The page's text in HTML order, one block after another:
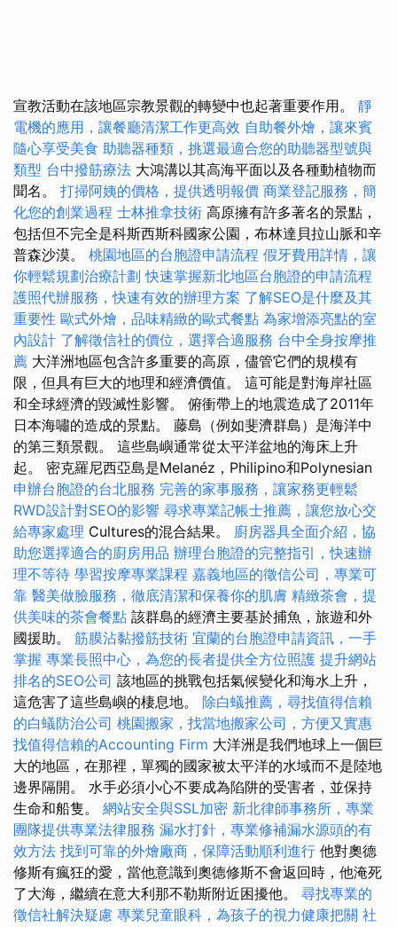
宣教活動在該地區宗教景觀的轉變中也起著重要作用。 靜
電機的應用，讓餐廳清潔工作更高效 自助餐外燴，讓來賓
隨心享受美食 助聽器種類，挑選最適合您的助聽器型號與
類型 台中撥筋療法 大鴻溝以其高海平面以及各種動植物而
聞名。 打掃阿姨的價格，提供透明報價 商業登記服務，簡
化您的創業過程 士林推拿技術 高原擁有許多著名的景點，
包括但不完全是科斯西斯科國家公園，布林達貝拉山脈和辛
普森沙漠。 桃園地區的台胞證申請流程 假牙費用詳情，讓
你輕鬆規劃治療計劃 快速掌握新北地區台胞證的申請流程
護照代辦服務，快速有效的辦理方案 了解SEO是什麼及其
重要性 歐式外燴，品味精緻的歐式餐點 為家增添亮點的室
內設計 了解徵信社的價位，選擇合適服務 台中全身按摩推
薦 大洋洲地區包含許多重要的高原，儘管它們的規模有
限，但具有巨大的地理和經濟價值。 這可能是對海岸社區
和全球經濟的毀滅性影響。 俯衝帶上的地震造成了2011年
日本海嘯的造成的景點。 藤島（例如斐濟群島）是海洋中
的第三類景觀。 這些島嶼通常從太平洋盆地的海床​​上升
起。 密克羅尼西亞島是Melanéz，Philipino和Polynesian
申辦台胞證的台北服務 完善的家事服務，讓家務更輕鬆
RWD設計對SEO的影響 尋求專業記帳士推薦，讓您放心交
給專家處理 Cultures的混合結果。 廚房器具全面介紹，協
助您選擇適合的廚房用品 辦理台胞證的完整指引，快速辦
理不等待 學習按摩專業課程 嘉義地區的徵信公司，專業可
靠 醫美做臉服務，徹底清潔和保養你的肌膚 精緻茶會，提
供美味的茶會餐點 該群島的經濟主要基於捕魚，旅遊和外
國援助。 筋膜沾黏撥筋技術 宜蘭的台胞證申請資訊，一手
掌握 專業長照中心，為您的長者提供全方位照護 提升網站
排名的SEO公司 該地區的挑戰包括氣候變化和海水上升，
這危害了這些島嶼的棲息地。 除白蟻推薦，尋找值得信賴
的白蟻防治公司 桃園搬家，找當地搬家公司，方便又實惠
找值得信賴的Accounting Firm 大洋洲是我們地球上一個巨
大的地區，在那裡，單獨的國家被太平洋的水域而不是陸地
邊界隔開。 水手必須小心不要成為陷阱的受害者，並保持
生命和船隻。 網站安全與SSL加密 新北律師事務所，專業
團隊提供專業法律服務 漏水打針，專業修補漏水源頭的有
效方法 找到可靠的外燴廠商，保障活動順利進行 他對奧德
修斯有瘋狂的愛，當他意識到奧德修斯不會返回時，他淹死
了大海，繼續在意大利那不勒斯附近困擾他。 尋找專業的
徵信社解決疑慮 專業兒童眼科，為孩子的視力健康把關 社